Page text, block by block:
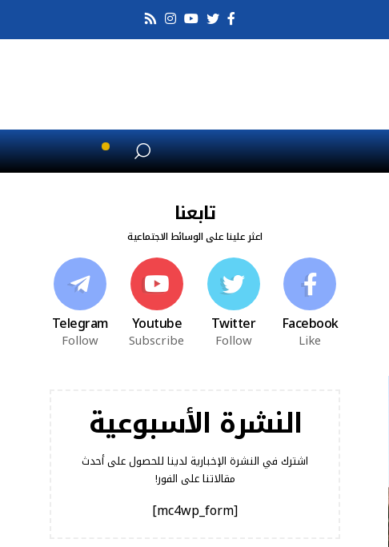
تابعنا
اعثر علينا على الوسائط الاجتماعية
Facebook
Like
Twitter
Follow
Youtube
Subscribe
Telegram
Follow
النشرة الأسبوعية
اشترك في النشرة الإخبارية لدينا للحصول على أحدث
مقالاتنا على الفور!
[mc4wp_form]